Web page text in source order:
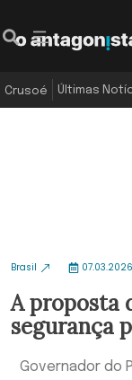
Crusoé Últimas
Brasil
A proposta
segurança
Governador do